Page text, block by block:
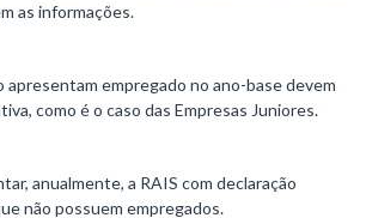
as informações.
apresentam empregado no ano-base devem
como é o caso das Empresas Juniores.
anualmente, a RAIS com declaração
não possuem empregados.